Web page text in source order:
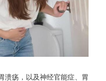
溃疡，以及神经官能症、胃